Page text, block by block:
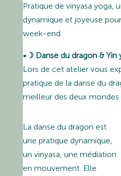
Pratique de vinyasa yoga,
dynamique et joyeuse
week-end.
•☽ Danse du dragon & Yin
Lors de cet atelier vous
pratique de la danse du
meilleur des deux mondes
La danse du dragon est
une pratique dynamique,
un vinyasa, une médiation
en mouvement. Elle